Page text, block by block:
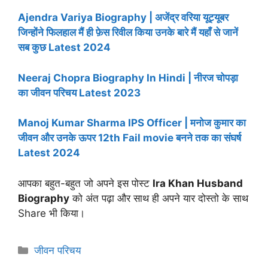
Ajendra Variya Biography | अजेंद्र वरिया यूट्यूबर
जिन्होंने फिलहाल मैं ही फ़ेस रिवील किया उनके बारे मैं यहाँ से जानें
सब कुछ Latest 2024
Neeraj Chopra Biography In Hindi | नीरज चोपड़ा
का जीवन परिचय Latest 2023
Manoj Kumar Sharma IPS Officer | मनोज कुमार का
जीवन और उनके ऊपर 12th Fail movie बनने तक का संघर्ष
Latest 2024
आपका बहुत-बहुत जो अपने इस पोस्ट Ira Khan Husband
Biography को अंत पढ़ा और साथ ही अपने यार दोस्तो के साथ
Share भी किया।
Categories
जीवन परिचय